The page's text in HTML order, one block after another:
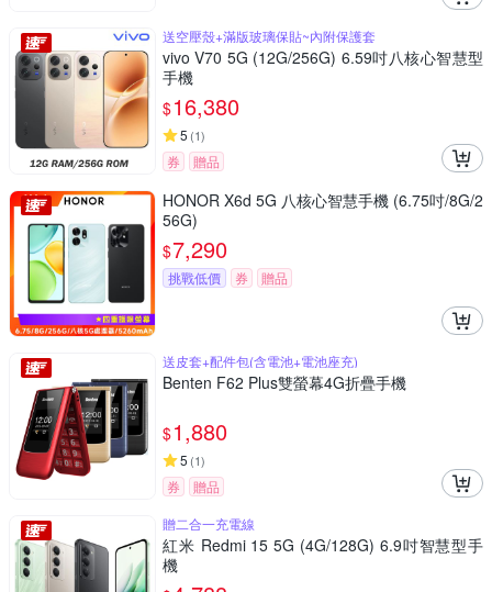
送空壓殼+滿版玻璃保貼~內附保護套
vivo V70 5G (12G/256G) 6.59吋八核心智慧型
手機
$16,380
5 (1)
券 贈品
HONOR X6d 5G 八核心智慧手機 (6.75吋/8G/2
56G)
$7,290
挑戰低價 券 贈品
送皮套+配件包(含電池+電池座充)
Benten F62 Plus雙螢幕4G折疊手機
$1,880
5 (1)
券
贈品
贈二合一充電線
紅米 Redmi 15 5G (4G/128G) 6.9吋智慧型手
機